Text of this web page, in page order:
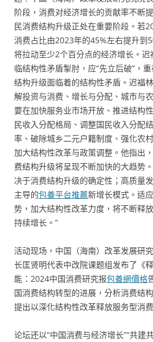
阶段，消费对经济增长的贡献率不断
民消费结构升级正处在重要阶段。若
消费占比由2023年的45%左右提升到
将拉动至少2个百分点的经济增长。
临结构性矛盾掣肘，应“先立后破”，
结构升级面临着的结构性矛盾。迟福
解投资与消费、增长与分配、城市与
要在加快服务业市场开放、推进结构
民收入分配格局、调整国民收入分配
率、破除城乡二元户籍制度、强化农
加大结构性改革与政策调整。他指出
费结构升级将呈现不断加快的大趋势
决于消费结构升级的确定性；高质量
主导的包養平台推薦新增长模式。适
势，加大结构性改革力度，将不断释
持续增长。”
活动现场，中国（海南）改革发展研
长匡贤明代表中改院课题组发布了《
能：2024中国消费研究报包養網價格
国消费结构转型的进展，分析消费结
提出以深化结构性改革释放服务型消
论坛还以“中国消费与经济增长”“共建